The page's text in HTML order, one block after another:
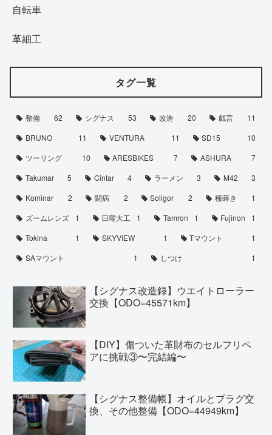
自転車
革細工
タグ一覧
整備 62 シグナス 53 改造 20 戯言
11
BRUNO
11 VENTURA 11 SD15
10
ツーリング
10 ARESBIKES 7 ASHURA
7
Takumar
5 Cintar 4 ラーメン 3 M42
3
Kominar
2 闘病 2 Soligor 2 種蒔き
1
ズームレンズ
1 日曜大工 1 Tamron 1 Fujinon
1
Tokina
1 SKYVIEW 1 Tマウント
1
SAマウント
1 しつけ 1
【シグナス改造録】ウエイトローラー
交換【ODO=45571km】
【DIY】傷ついた革財布のセルフリペ
アに挑戦③〜完結編〜
【シグナス整備帳】オイルとプラグ交
換、その他整備【ODO=44949km】